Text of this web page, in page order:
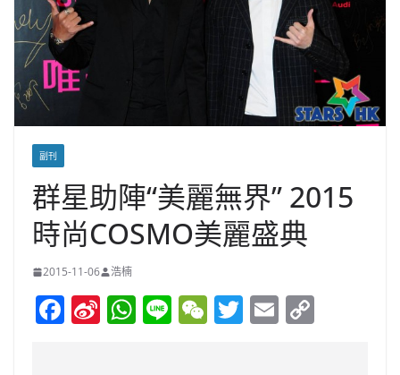
副刊
群星助陣“美麗無界” 2015
時尚COSMO美麗盛典
2015-11-06 浩楠
F Si W Li W T E